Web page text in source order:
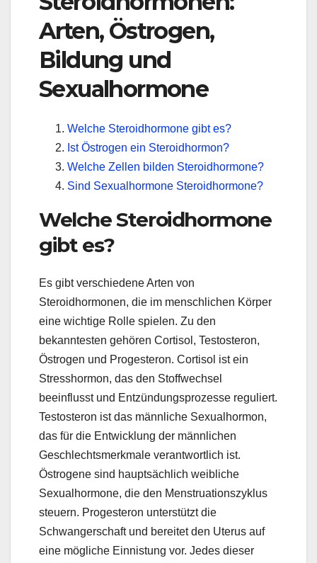
Arten, Östrogen,
Bildung und
Sexualhormone
Welche Steroidhormone gibt es?
Ist Östrogen ein Steroidhormon?
Welche Zellen bilden Steroidhormone?
Sind Sexualhormone Steroidhormone?
Welche Steroidhormone
gibt es?
Es gibt verschiedene Arten von
Steroidhormonen, die im menschlichen Körper
eine wichtige Rolle spielen. Zu den
bekanntesten gehören Cortisol, Testosteron,
Östrogen und Progesteron. Cortisol ist ein
Stresshormon, das den Stoffwechsel
beeinflusst und Entzündungsprozesse reguliert.
Testosteron ist das männliche Sexualhormon,
das für die Entwicklung der männlichen
Geschlechtsmerkmale verantwortlich ist.
Östrogene sind hauptsächlich weibliche
Sexualhormone, die den Menstruationszyklus
steuern. Progesteron unterstützt die
Schwangerschaft und bereitet den Uterus auf
eine mögliche Einnistung vor. Jedes dieser